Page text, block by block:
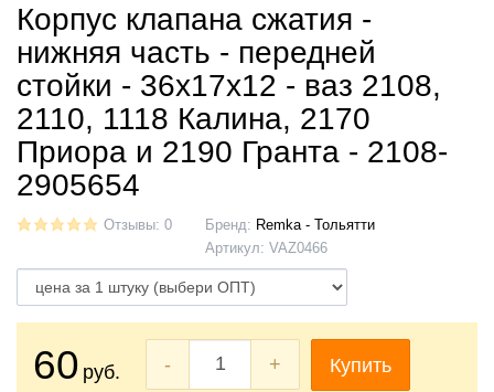
Корпус клапана сжатия -
нижняя часть - передней
стойки - 36х17х12 - ваз 2108,
2110, 1118 Калина, 2170
Приора и 2190 Гранта - 2108-
2905654
Отзывы: 0 Бренд: Remka - Тольятти
Артикул: VAZ0466
60 руб. - + Купить